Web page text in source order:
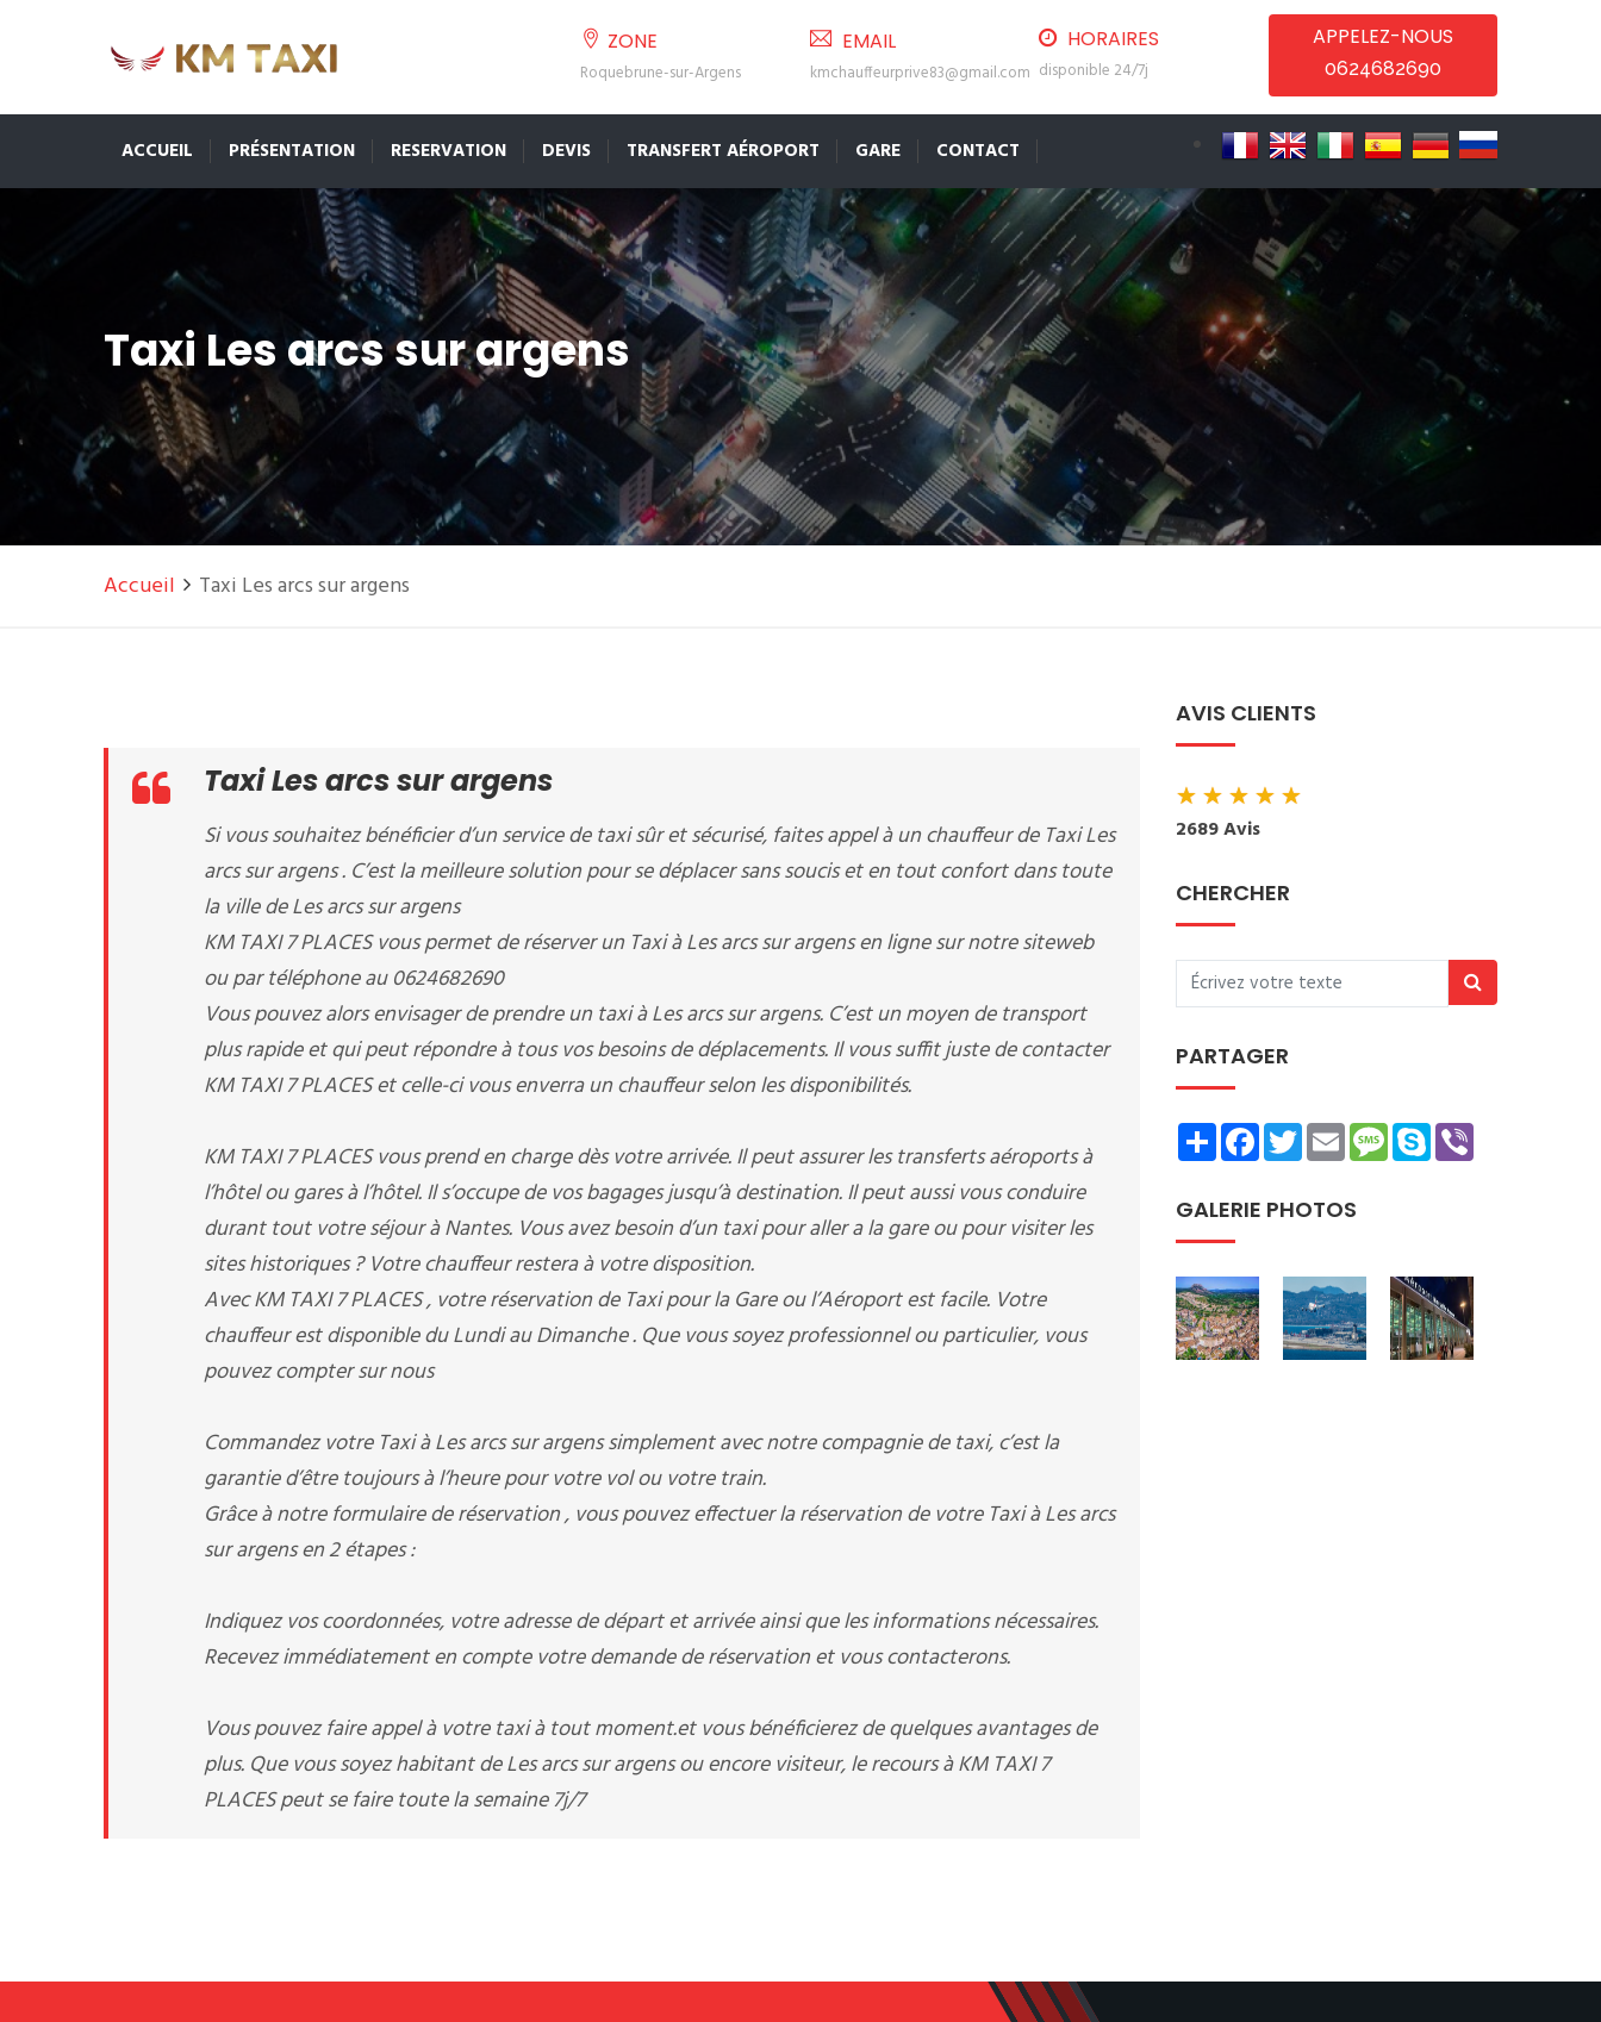
ZONE
Roquebrune-sur-Argens
EMAIL
kmchauffeurprive83@gmail.com
HORAIRES
disponible 24/7j
APPELEZ-NOUS
0624682690
ACCUEIL PRÉSENTATION RESERVATION DEVIS TRANSFERT AÉROPORT GARE CONTACT
Taxi Les arcs sur argens
Accueil Taxi Les arcs sur argens
Taxi Les arcs sur argens
Si vous souhaitez bénéficier d’un service de taxi sûr et sécurisé, faites appel à un chauffeur de Taxi Les
arcs sur argens . C’est la meilleure solution pour se déplacer sans soucis et en tout confort dans toute
la ville de Les arcs sur argens
KM TAXI 7 PLACES vous permet de réserver un Taxi à Les arcs sur argens en ligne sur notre siteweb
ou par téléphone au 0624682690
Vous pouvez alors envisager de prendre un taxi à Les arcs sur argens. C’est un moyen de transport
plus rapide et qui peut répondre à tous vos besoins de déplacements. Il vous suffit juste de contacter
KM TAXI 7 PLACES et celle-ci vous enverra un chauffeur selon les disponibilités.
KM TAXI 7 PLACES vous prend en charge dès votre arrivée. Il peut assurer les transferts aéroports à
l’hôtel ou gares à l’hôtel. Il s’occupe de vos bagages jusqu’à destination. Il peut aussi vous conduire
durant tout votre séjour à Nantes. Vous avez besoin d’un taxi pour aller a la gare ou pour visiter les
sites historiques ? Votre chauffeur restera à votre disposition.
Avec KM TAXI 7 PLACES , votre réservation de Taxi pour la Gare ou l’Aéroport est facile. Votre
chauffeur est disponible du Lundi au Dimanche . Que vous soyez professionnel ou particulier, vous
pouvez compter sur nous
Commandez votre Taxi à Les arcs sur argens simplement avec notre compagnie de taxi, c’est la
garantie d’être toujours à l’heure pour votre vol ou votre train.
Grâce à notre formulaire de réservation , vous pouvez effectuer la réservation de votre Taxi à Les arcs
sur argens en 2 étapes :
Indiquez vos coordonnées, votre adresse de départ et arrivée ainsi que les informations nécessaires.
Recevez immédiatement en compte votre demande de réservation et vous contacterons.
Vous pouvez faire appel à votre taxi à tout moment.et vous bénéficierez de quelques avantages de
plus. Que vous soyez habitant de Les arcs sur argens ou encore visiteur, le recours à KM TAXI 7
PLACES peut se faire toute la semaine 7j/7
AVIS CLIENTS
★★★★★
2689 Avis
CHERCHER
PARTAGER
ShareFacebookTwitterEmailMessage
Skype
GALERIE PHOTOS